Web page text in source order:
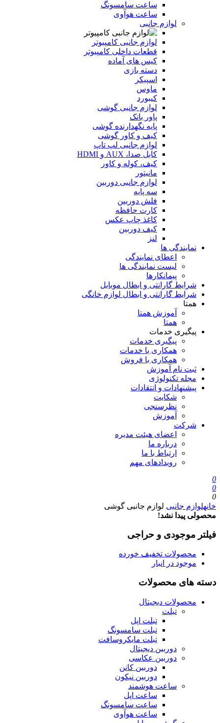
ساعت سامسونگ
ساعت هوآوی
لوازم جانبی
لوازم جانبی کامپیوتر
قطعات داخلی کامپیوتر
کیس های آماده
دسته بازی
اسپیکر
ماوس
کیبورد
لوازم جانبی گوشی
پاور بانک
پایه نگهدارنده گوشی
کیف و کاور گوشی
لوازم جانبی لپ تاپ
کابل صدا، AUX و HDMI
کیف، کوله و کاور
مانیتور
لوازم جانبی دوربین
سه پایه
فلش دوربین
کارت حافظه
کاغذ چاپ عکس
کیف دوربین
لنز
نمایندگی ها
اعطای نمایندگی
لیست نمایندگی ها
پیمانکارها
شرایط گارانتی و ابطال موبایل
شرایط گارانتی و ابطال لوازم خانگی
همتا
آموزش همتا
همتا
پیگیری خدمات
پیگیری خدمات
همکاری با خدمات
همکاری با فروش
ثبت نام آموزش
مجله تکنولوژی
پیشنهادات و انتقادات
شکایت
نظرسنجی
آموزش
شرکت
اعضای هیئت مدیره
درباره ما
ارتباط با ما
رویدادهای مهم
0
0
0
خانهلوازم جانبی لوازم جانبی گوشی
محصولی پیدا نشد!
فیلتر موجودی و حراجی
محصولات تخفیف خورده
موجود در انبار
دسته های محصولات
محصولات دیجیتال
تبلت
تبلت اپل
تبلت سامسونگ
تبلت مایکروسافت
دوربین دیجیتال
دوربین عکاسی
دوربین کانن
دوربین نیکون
ساعت هوشمند
ساعت اپل
ساعت سامسونگ
ساعت هوآوی